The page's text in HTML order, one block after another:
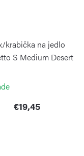
krabička na jedlo
S Medium Desert
€19,45